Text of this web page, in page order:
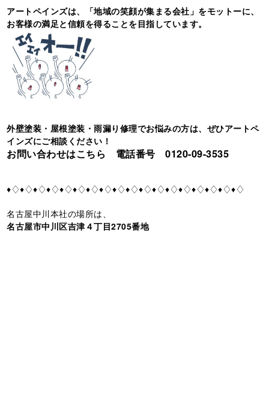
アートペインズは、「地域の笑顔が集まる会社」をモットーに、
お客様の満足と信頼を得ることを目指しています。
外壁塗装・屋根塗装・雨漏り修理でお悩みの方は、ぜひアートペ
インズにご相談ください！
お問い合わせはこちら 電話番号 0120-09-3535
♦♢♦♢♦♢♦♢♦♢♦♢♦♢♦♢♦♢♦♢♦♢♦♢♦♢♦♢♦♢♦♢♦♢♦♢
名古屋中川本社の場所は、
名古屋市中川区吉津４丁目2705番地